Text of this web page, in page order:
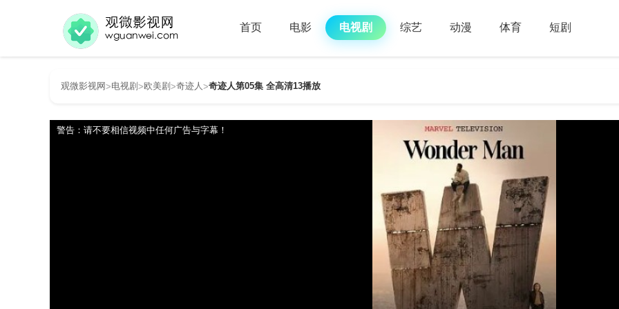
首页 电影 电视剧 综艺 动漫 体育 短剧
观微影视网>电视剧 >欧美剧 >奇迹人>奇迹人第05集 全高清13播放
警告：请不要相信视频中任何广告与字幕！